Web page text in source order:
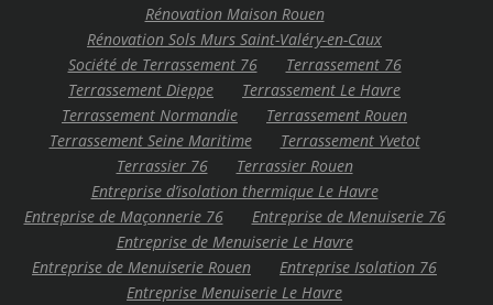
Rénovation Maison Rouen
Rénovation Sols Murs Saint-Valéry-en-Caux
Société de Terrassement 76
Terrassement 76
Terrassement Dieppe
Terrassement Le Havre
Terrassement Normandie
Terrassement Rouen
Terrassement Seine Maritime
Terrassement Yvetot
Terrassier 76
Terrassier Rouen
Entreprise d’isolation thermique Le Havre
Entreprise de Maçonnerie 76
Entreprise de Menuiserie 76
Entreprise de Menuiserie Le Havre
Entreprise de Menuiserie Rouen
Entreprise Isolation 76
Entreprise Menuiserie Le Havre